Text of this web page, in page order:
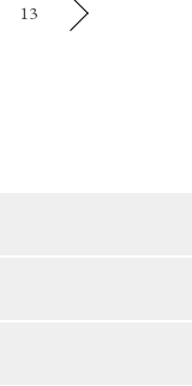
13